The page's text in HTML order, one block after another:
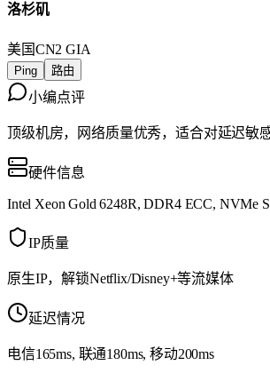
洛杉矶
美国CN2 GIA
Ping 路由
小编点评
顶级机房，网络质量优秀，适合对延迟敏
硬件信息
Intel Xeon Gold 6248R, DDR4 ECC, NVMe
IP质量
原生IP，解锁Netflix/Disney+等流媒体
延迟情况
电信165ms, 联通180ms, 移动200ms